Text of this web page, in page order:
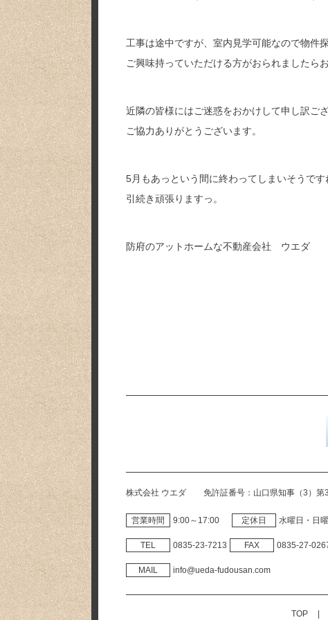
工事は途中ですが、室内見学可能なので物件
ご興味持っていただける方がおられましたら
近隣の皆様にはご迷惑をおかけして申し訳ござ
ご協力ありがとうございます。
5月もあっという間に終わってしまいそうです
引続き頑張りますっ。
防府のアットホームな不動産会社 ウエダ
株式会社 ウエダ 免許証番号 山口県知事（3）
営業時間 9:00～17:00 定休日 水曜日・日
TEL 0835‐23‐7213 FAX
MAIL info@ueda-fudousan.com
TOP